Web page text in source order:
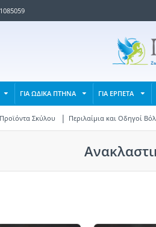
ΓΙΑ ΩΔΙΚΑ ΠΤΗΝΑ ΓΙΑ ΕΡΠΕΤΑ
Προϊόντα Σκύλου Περιλαίμια και Οδηγοί